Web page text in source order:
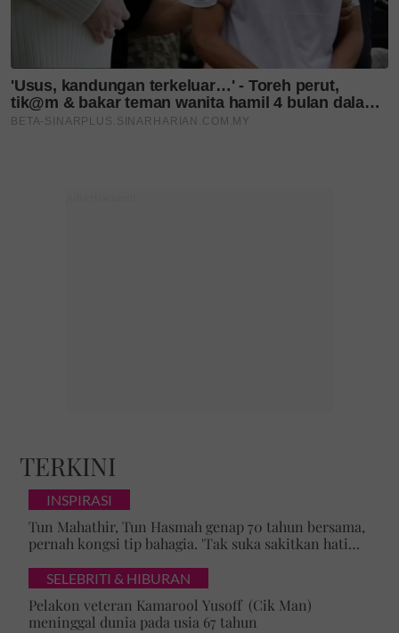
TERKINI
INSPIRASI
Tun Mahathir, Tun Hasmah genap 70 tahun bersama,
pernah kongsi tip bahagia. 'Tak suka sakitkan hati
SELEBRITI & HIBURAN
Pelakon veteran Kamarool Yusoff (Cik Man)
meninggal dunia pada usia 67 tahun